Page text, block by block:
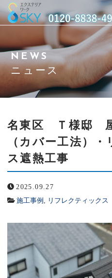
当社について
サービス紹介
アクセス
よくある質問
ニュース
施工事例
スタッフ紹介
空調費・CO2
NEWS
ニュース
名東区 Ｔ様邸
（カバー工法）
ス遮熱工事
2025.09.27
施工事例 , リフレクティックス